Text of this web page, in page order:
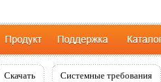
Скачать Системные требования